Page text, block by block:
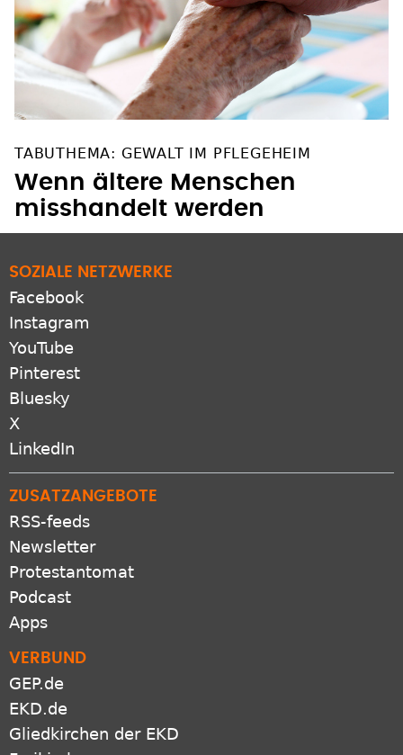
TABUTHEMA: GEWALT IM PFLEGEHEIM
Wenn ältere Menschen
misshandelt werden
SOZIALE NETZWERKE
Facebook
Instagram
YouTube
Pinterest
Bluesky
X
LinkedIn
ZUSATZANGEBOTE
RSS-feeds
Newsletter
Protestantomat
Podcast
Apps
VERBUND
GEP.de
EKD.de
Gliedkirchen der EKD